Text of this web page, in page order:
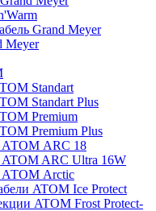
Grand Meyer
Meyer
Standart
Standart Plus
Premium
Premium Plus
АТОМ ARC 18
ATOM ARC Ultra 16W
АТОМ Arctic
ATOM Ice Protect
ATOM Frost Protect-